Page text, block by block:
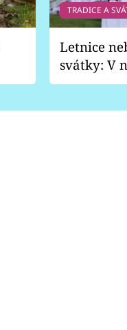
TRADICE A
Letnice
svátky: V
pondělí